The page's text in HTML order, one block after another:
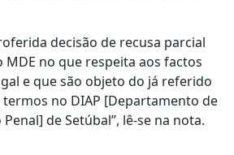
decisão de recusa parcial
no que respeita aos factos
e que são objeto do já referido
no DIAP [Departamento de
de Setúbal”, lê-se na nota.